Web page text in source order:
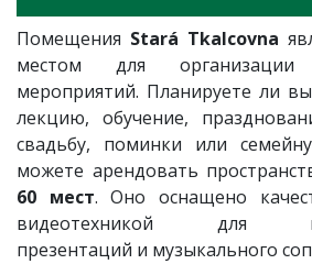
Помещения Stará Tkalcovna
местом для
мероприятий. Планируете ли
лекцию, обучение,
свадьбу, поминки или
можете арендовать
60 мест. Оно оснащено
видеотехникой для
презентаций и музыкального